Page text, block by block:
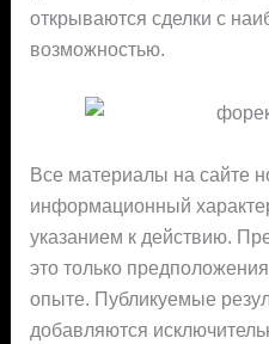
открываются сделки с
возможностью.
Все материалы на сайте
информационный
указанием к действию.
это только
опыте. Публикуемые
добавляются